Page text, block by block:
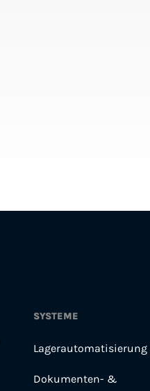
SYSTEME
Lagerautomatisierung
Dokumenten- &